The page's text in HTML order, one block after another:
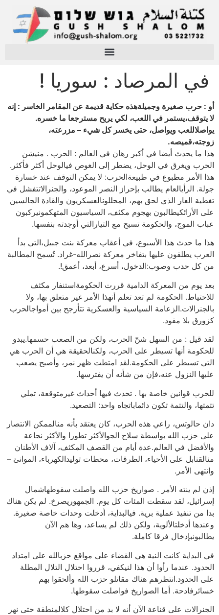
في المرصاد : سوريا !
أو : حرب صغيرة وجميلةهذه حكاية قديمة عن المقامر الخاسر : إنه
لا يتوقف،يستمر في اللعب، لكي يربح مسترجعا ما خسره.
يواصلاللعب ويواصل، حتى يخسر كل شيء – مزرعته،
زوجته،قميصه.
هذا ما يحدث أيضا في أكبر رهان في العالم : الحرب . منيشن
الحرب ويغرق في الوحل، يضطر إلى الغوص فيالوحل أكثر فأكثر.
هذا الأمر مطبوع في طبيعةالحرب: لا يمكن التوقف عند خسارة
جولة. الرأيالعام يطالب بإحراز النصر الموعود، والجنرالاتتفشل في
تغطية العار الذي لحق بهم، المحللونالعسكريون والقادة الجالسين
على الأرائكيطالبون بهجوم مكثف، السياسيون المتهكمونيركبون
عباب الموج، والحكومة تسبح مع التيارالتي أوجدته بنفسها.
هذا ما حدث هذا الأسبوع، في أعقاب معركة بنت جبيل،التي بدأ
العرب يطلقون عليها بتفاخر معركة نصرالله-غراد. تُسمح المطالبة
من كل حدب وصوب:الدخول، أسرع، أبعد، أعمق!.
بعد يوم من المعركة الدامية قررت الحكومةاستنفار مكثف
للاحتياط. الحكومة لم تعد تعلم أنهذا الأمر غير متعلق بها، ولا
بالجنرالات.الزعامة السياسية والعسكرية تتأرجح بين أمواجالحرب
كزورق بلا مقود.
لقد قيل : من السهل شنّ الحرب، ولكن من الصعب حسمها.يبدو
للحكومة أنها تسيطر على الحرب، ولكنالحقيقة هي أن الحرب هي
التي تسيطر على الحكومة.لقد امتطت ظهر نمر، وأصبح يصعب
عليها النزول عنه،فإن من شأنه أن يفترسها.
للحرب قوانين خاصة بها . تحدث فيها أحداث غيرمتوقعة، تملي
تتمتها، والتتمة تكون دائماباتجاه واحد: التصعيد.
دان حالوتس، راعي هذه الحرب، كان يعتقد بأنه منالممكن الانتصار
على حزب الله بواسطة سلاح الجوالأكثر تطورا والأكثر نجاعة
والأفضل في العالم.عدة أيام من القصف المكثف، آلاف الأطنان
منالقنابل على الأحياء، الطرقات، محطات توليدالكهرباء، الموانئ –
وانتهى الأمر.
إذن لم ينته الأمر . صواريخ حزب الله واصلت سقوطهاشمال
إسرائيل، لقد سقطت المئات كل يوم. الجمهوريصرخ. لم يكن هناك
بدا من تنفيذ عملية برية. فيالبداية، أدخلت وحدات خاصة صغيرة.
وعندها أدخلتالألوية، ولكن ذلك لم يساعد، وها هم الآن
يطالبونبإدخال فرقا كاملة.
في البداية كانت النية هي القضاء على مواقع حزبالله على امتداد
الحدود. عندما رأوا أن هذا لنيكفي، قرروا احتلال التلال المطلة
على الحدود.انتظرهم هناك مقاتلو حزب الله وألحقوا بهم
خسائرفادحة. أما الصواريخ فواصلت سقوطها.
الجنرالات على قناعة الآن أنه لا بد من احتلال كلالمنطقة حتى نهر